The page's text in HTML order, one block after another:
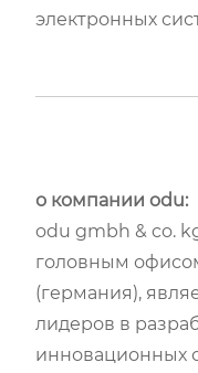
электронных
о компании odu:
odu gmbh & co.
головным
(германия),
лидеров в
инновационных